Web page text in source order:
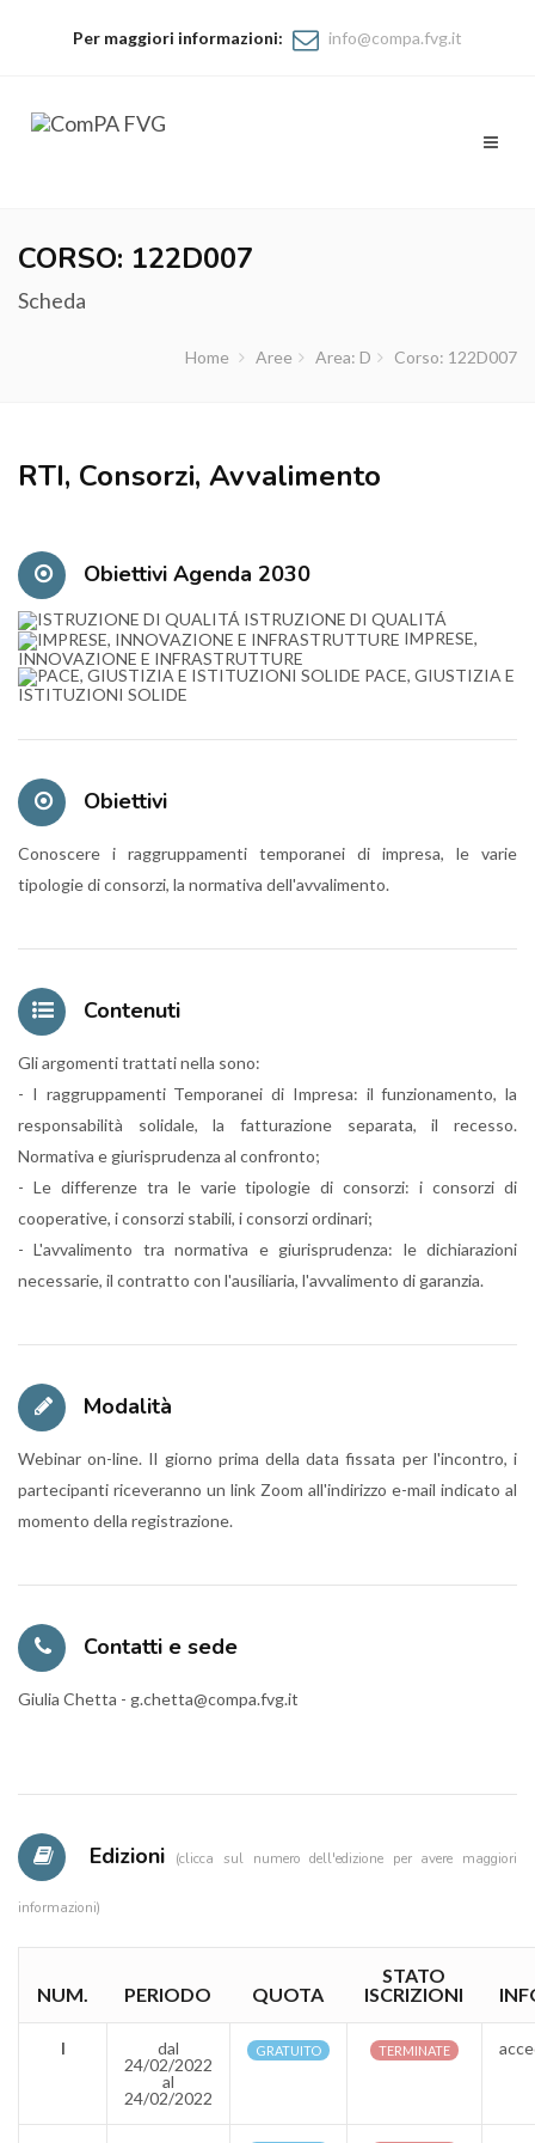
Per maggiori informazioni: info@compa.fvg.it
Toggle
CORSO: 122D007
Scheda
Home Aree Area: D Corso: 122D007
RTI, Consorzi, Avvalimento
Obiettivi Agenda 2030
ISTRUZIONE DI QUALITÁ
IMPRESE,
INNOVAZIONE E INFRASTRUTTURE
PACE, GIUSTIZIA E
ISTITUZIONI SOLIDE
Obiettivi
Conoscere i raggruppamenti temporanei di impresa, le varie
tipologie di consorzi, la normativa dell'avvalimento.
Contenuti
Gli argomenti trattati nella sono:
- I raggruppamenti Temporanei di Impresa: il funzionamento, la
responsabilità solidale, la fatturazione separata, il recesso.
Normativa e giurisprudenza al confronto;
- Le differenze tra le varie tipologie di consorzi: i consorzi di
cooperative, i consorzi stabili, i consorzi ordinari;
- L'avvalimento tra normativa e giurisprudenza: le dichiarazioni
necessarie, il contratto con l'ausiliaria, l'avvalimento di garanzia.
Modalità
Webinar on-line. Il giorno prima della data fissata per l'incontro, i
partecipanti riceveranno un link Zoom all'indirizzo e-mail indicato al
momento della registrazione.
Contatti e sede
Giulia Chetta - g.chetta@compa.fvg.it
Edizioni (clicca sul numero dell'edizione per avere maggiori
informazioni)
NUM. PERIODO QUOTA
STATO
ISCRIZIONI
I
dal
24/02/2022
al
24/02/2022
GRATUITO TERMINATE